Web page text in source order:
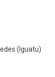
(Iguatu)